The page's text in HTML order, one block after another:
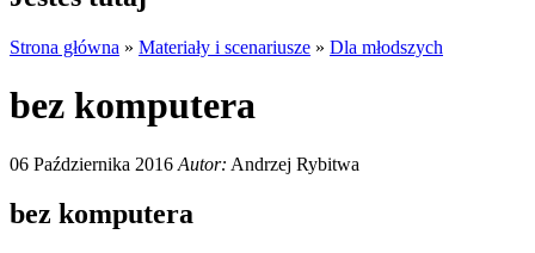
Strona główna » Materiały i scenariusze » Dla młodszych
bez komputera
06 Października 2016 Autor: Andrzej Rybitwa
bez komputera